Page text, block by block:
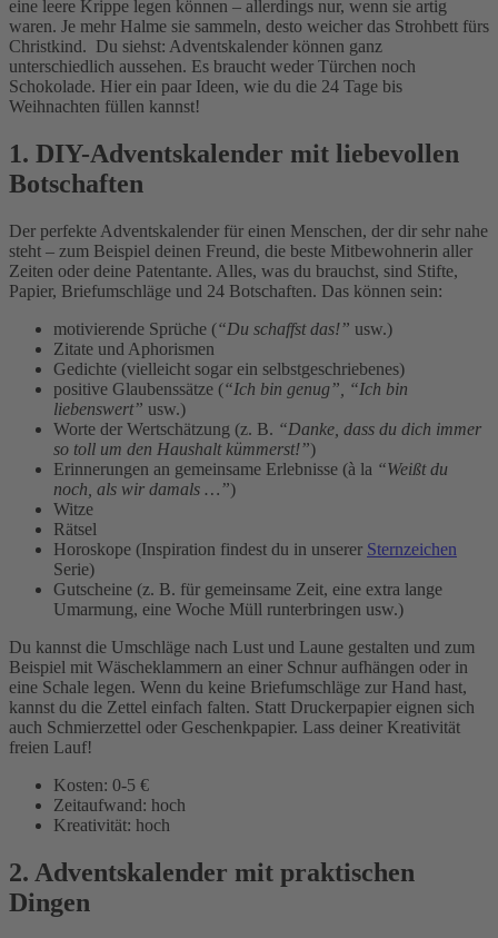
eine leere Krippe legen können – allerdings nur, wenn sie artig
waren. Je mehr Halme sie sammeln, desto weicher das Strohbett fürs
Christkind. Du siehst: Adventskalender können ganz
unterschiedlich aussehen. Es braucht weder Türchen noch
Schokolade. Hier ein paar Ideen, wie du die 24 Tage bis
Weihnachten füllen kannst!
1. DIY-Adventskalender mit liebevollen
Botschaften
Der perfekte Adventskalender für einen Menschen, der dir sehr nahe
steht – zum Beispiel deinen Freund, die beste Mitbewohnerin aller
Zeiten oder deine Patentante. Alles, was du brauchst, sind Stifte,
Papier, Briefumschläge und 24 Botschaften. Das können sein:
motivierende Sprüche (“Du schaffst das!” usw.)
Zitate und Aphorismen
Gedichte (vielleicht sogar ein selbstgeschriebenes)
positive Glaubenssätze (“Ich bin genug”, “Ich bin
liebenswert” usw.)
Worte der Wertschätzung (z. B. “Danke, dass du dich immer
so toll um den Haushalt kümmerst!”)
Erinnerungen an gemeinsame Erlebnisse (à la “Weißt du
noch, als wir damals …”)
Witze
Rätsel
Horoskope (Inspiration findest du in unserer Sternzeichen
Serie)
Gutscheine (z. B. für gemeinsame Zeit, eine extra lange
Umarmung, eine Woche Müll runterbringen usw.)
Du kannst die Umschläge nach Lust und Laune gestalten und zum
Beispiel mit Wäscheklammern an einer Schnur aufhängen oder in
eine Schale legen. Wenn du keine Briefumschläge zur Hand hast,
kannst du die Zettel einfach falten. Statt Druckerpapier eignen sich
auch Schmierzettel oder Geschenkpapier. Lass deiner Kreativität
freien Lauf!
Kosten: 0-5 €
Zeitaufwand: hoch
Kreativität: hoch
2. Adventskalender mit praktischen
Dingen